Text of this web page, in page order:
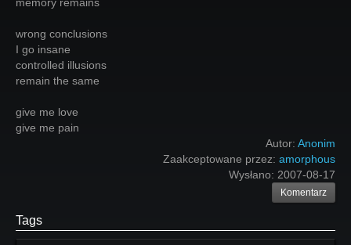
wrong conclusions
I go insane
controlled illusions
remain the same
give me love
give me pain
Autor: Anonim
Zaakceptowane przez: amorphous
Wysłano: 2007-08-17
Komentarz
Tags